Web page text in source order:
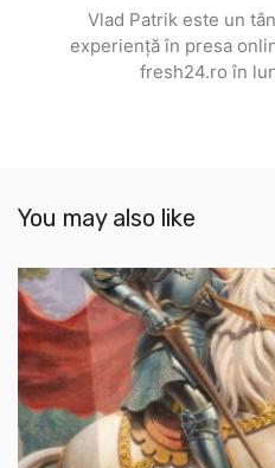
Vlad Patrik este un
experiență în presa
fresh24.ro în
You may also like